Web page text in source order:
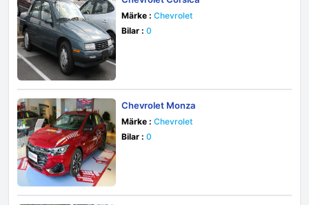
Märke : Chevrolet
Bilar : 0
Chevrolet Monza
Märke : Chevrolet
Bilar : 0